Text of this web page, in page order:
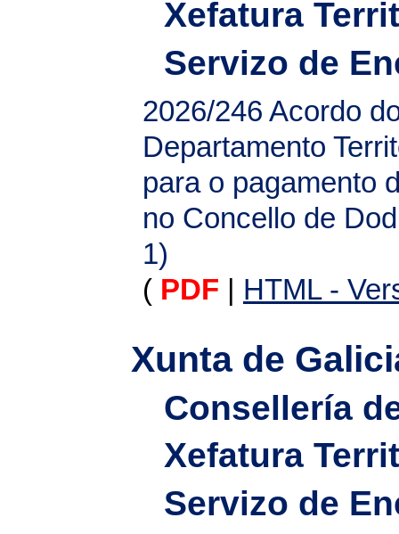
Xefatura
Servizo de
2026/246 Acordo
Departamento
para o pagamento
no Concello de
1)
( PDF HTML -
Xunta de
Consellería
Xefatura
Servizo de